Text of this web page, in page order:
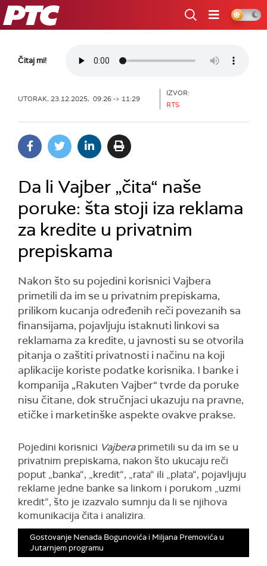
RTS
Čitaj mi!
UTORAK, 23.12.2025, 09:26 -> 11:29
IZVOR:
RTS
Da li Vajber „čita“ naše
poruke: šta stoji iza reklama
za kredite u privatnim
prepiskama
Nakon što su pojedini korisnici Vajbera
primetili da im se u privatnim prepiskama,
prilikom kucanja određenih reči povezanih sa
finansijama, pojavljuju istaknuti linkovi sa
reklamama za kredite, u javnosti su se otvorila
pitanja o zaštiti privatnosti i načinu na koji
aplikacije koriste podatke korisnika. I banke i
kompanija „Rakuten Vajber“ tvrde da poruke
nisu čitane, dok stručnjaci ukazuju na pravne,
etičke i marketinške aspekte ovakve prakse.
Pojedini korisnici Vajberaprimetili su da im se u
privatnim prepiskama, nakon što ukucaju reči
poput „banka“, „kredit“, „rata“ ili „plata“, pojavljuju
reklame jedne banke sa linkom i porukom „uzmi
kredit“, što je izazvalo sumnju da li se njihova
komunikacija čita i analizira.
Gostovanje Nenada Bogunovića i Miljana Premovića u
Jutarnjem programu